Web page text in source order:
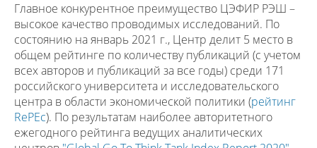
Главное конкурентное преимущество ЦЭФИР РЭШ –
высокое качество проводимых исследований. По
состоянию на январь 2021 г., Центр делит 5 место в
общем рейтинге по количеству публикаций (с учетом
всех авторов и публикаций за все годы) среди 171
российского университета и исследовательского
центра в области экономической политики (рейтинг
RePEc). По результатам наиболее авторитетного
ежегодного рейтинга ведущих аналитических